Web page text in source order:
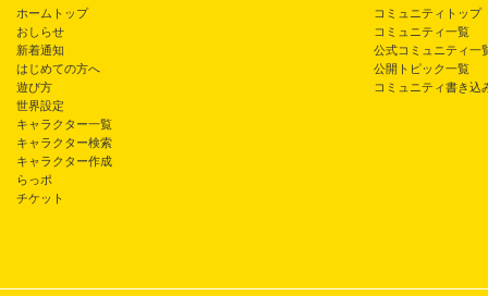
ホームトップ
おしらせ
新着通知
はじめての方へ
遊び方
世界設定
キャラクター一覧
キャラクター検索
キャラクター作成
らっポ
チケット
コミュニティトップ
コミュニティ一覧
公式コミュニティ一
公開トピック一覧
コミュニティ書き込